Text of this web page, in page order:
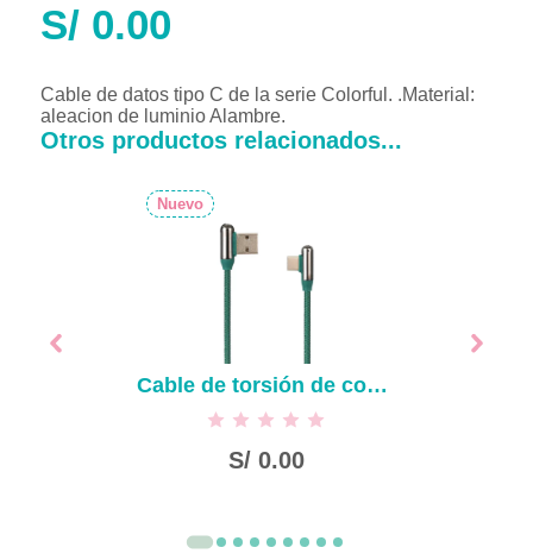
S/0.00
Cable de datos tipo C de la serie Colorful. .Material:
aleacion de luminio Alambre.
Otros productos relacionados...
Nuevo
Cable de torsión de codo de aleación de zinc tipo c-verde
S/0.00